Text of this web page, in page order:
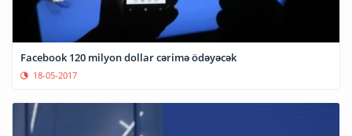
Facebook 120 milyon dollar cərimə ödəyəcək
18-05-2017